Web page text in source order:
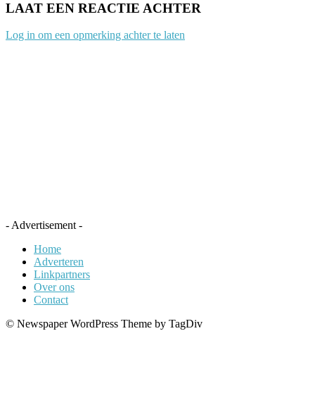
LAAT EEN REACTIE ACHTER
Log in om een opmerking achter te laten
- Advertisement -
Home
Adverteren
Linkpartners
Over ons
Contact
© Newspaper WordPress Theme by TagDiv